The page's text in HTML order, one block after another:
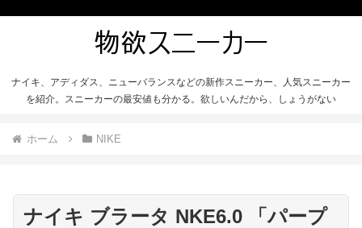
ナイキ、アディダス、ニューバランスなどの新作スニーカー、人気スニーカー
を紹介。スニーカーの最安値も分かる。欲しいんだから、しょうがない
ホーム NIKE
ナイキ ブラータ NKE6.0 「パープ